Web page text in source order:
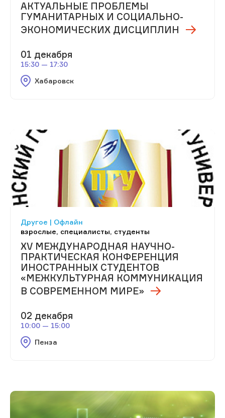
АКТУАЛЬНЫЕ ПРОБЛЕМЫ
ГУМАНИТАРНЫХ И СОЦИАЛЬНО-
ЭКОНОМИЧЕСКИХ ДИСЦИПЛИН
01 декабря
15:30 — 17:30
Хабаровск
Другое | Офлайн
взрослые, специалисты, студенты
XV МЕЖДУНАРОДНАЯ НАУЧНО-
ПРАКТИЧЕСКАЯ КОНФЕРЕНЦИЯ
ИНОСТРАННЫХ СТУДЕНТОВ
«МЕЖКУЛЬТУРНАЯ КОММУНИКАЦИЯ
В СОВРЕМЕННОМ МИРЕ»
02 декабря
10:00 — 15:00
Пенза